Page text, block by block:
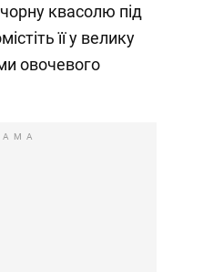
квасолю під
її у велику
овочевого